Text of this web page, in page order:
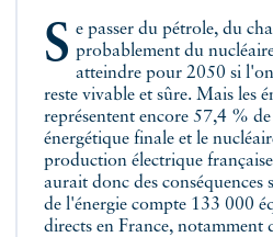
Se passer du pétrole, du charbon, du gaz naturel et probablement du
atteindre pour 2050 si
reste vivable et sûre. Mais les
représentent encore 57,4 %
énergétique finale et le
production électrique
aurait donc des
de l'énergie compte 133 000
directs en France, notamment